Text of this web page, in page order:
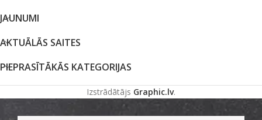
JAUNUMI
AKTUĀLĀS SAITES
PIEPRASĪTĀKĀS KATEGORIJAS
Izstrādātājs Graphic.lv.